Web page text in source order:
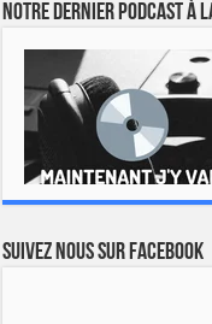
Notre dernier podcast à
Suivez nous sur Facebook